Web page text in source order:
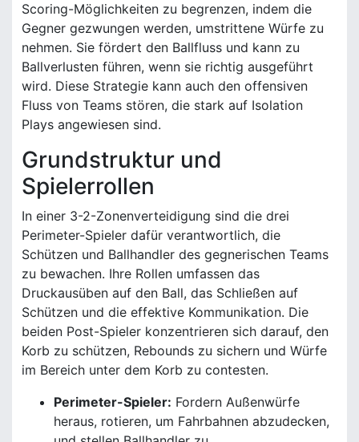
Scoring-Möglichkeiten zu begrenzen, indem die
Gegner gezwungen werden, umstrittene Würfe zu
nehmen. Sie fördert den Ballfluss und kann zu
Ballverlusten führen, wenn sie richtig ausgeführt
wird. Diese Strategie kann auch den offensiven
Fluss von Teams stören, die stark auf Isolation
Plays angewiesen sind.
Grundstruktur und
Spielerrollen
In einer 3-2-Zonenverteidigung sind die drei
Perimeter-Spieler dafür verantwortlich, die
Schützen und Ballhandler des gegnerischen Teams
zu bewachen. Ihre Rollen umfassen das
Druckausüben auf den Ball, das Schließen auf
Schützen und die effektive Kommunikation. Die
beiden Post-Spieler konzentrieren sich darauf, den
Korb zu schützen, Rebounds zu sichern und Würfe
im Bereich unter dem Korb zu contesten.
Perimeter-Spieler: Fordern Außenwürfe
heraus, rotieren, um Fahrbahnen abzudecken,